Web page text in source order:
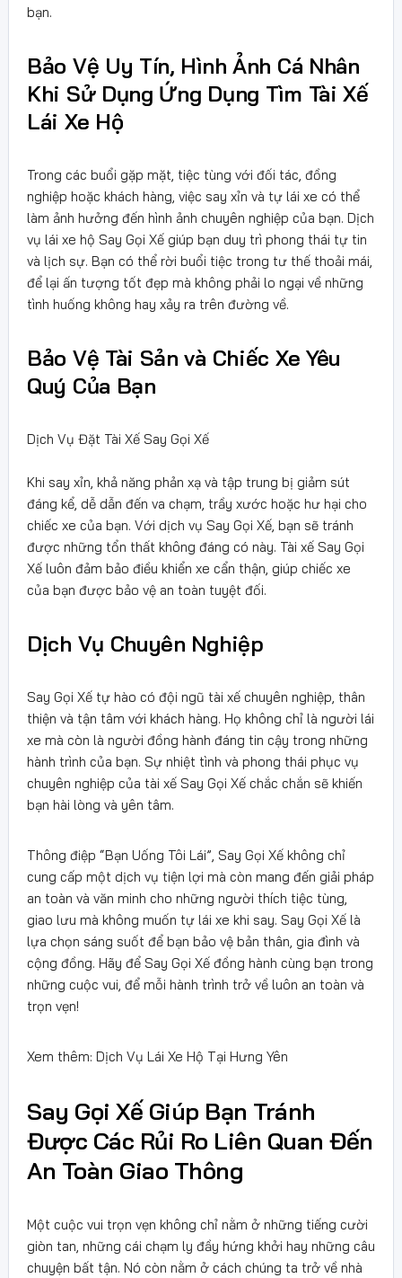
bạn.
Bảo Vệ Uy Tín, Hình Ảnh Cá Nhân
Khi Sử Dụng Ứng Dụng Tìm Tài Xế
Lái Xe Hộ
Trong các buổi gặp mặt, tiệc tùng với đối tác, đồng
nghiệp hoặc khách hàng, việc say xỉn và tự lái xe có thể
làm ảnh hưởng đến hình ảnh chuyên nghiệp của bạn. Dịch
vụ lái xe hộ Say Gọi Xế giúp bạn duy trì phong thái tự tin
và lịch sự. Bạn có thể rời buổi tiệc trong tư thế thoải mái,
để lại ấn tượng tốt đẹp mà không phải lo ngại về những
tình huống không hay xảy ra trên đường về.
Bảo Vệ Tài Sản và Chiếc Xe Yêu
Quý Của Bạn
Dịch Vụ Đặt Tài Xế Say Gọi Xế
Khi say xỉn, khả năng phản xạ và tập trung bị giảm sút
đáng kể, dễ dẫn đến va chạm, trầy xước hoặc hư hại cho
chiếc xe của bạn. Với dịch vụ Say Gọi Xế, bạn sẽ tránh
được những tổn thất không đáng có này. Tài xế Say Gọi
Xế luôn đảm bảo điều khiển xe cẩn thận, giúp chiếc xe
của bạn được bảo vệ an toàn tuyệt đối.
Dịch Vụ Chuyên Nghiệp
Say Gọi Xế tự hào có đội ngũ tài xế chuyên nghiệp, thân
thiện và tận tâm với khách hàng. Họ không chỉ là người lái
xe mà còn là người đồng hành đáng tin cậy trong những
hành trình của bạn. Sự nhiệt tình và phong thái phục vụ
chuyên nghiệp của tài xế Say Gọi Xế chắc chắn sẽ khiến
bạn hài lòng và yên tâm.
Thông điệp “Bạn Uống Tôi Lái”, Say Gọi Xế không chỉ
cung cấp một dịch vụ tiện lợi mà còn mang đến giải pháp
an toàn và văn minh cho những người thích tiệc tùng,
giao lưu mà không muốn tự lái xe khi say. Say Gọi Xế là
lựa chọn sáng suốt để bạn bảo vệ bản thân, gia đình và
cộng đồng. Hãy để Say Gọi Xế đồng hành cùng bạn trong
những cuộc vui, để mỗi hành trình trở về luôn an toàn và
trọn vẹn!
Xem thêm: Dịch Vụ Lái Xe Hộ Tại Hưng Yên
Say Gọi Xế Giúp Bạn Tránh
Được Các Rủi Ro Liên Quan Đến
An Toàn Giao Thông
Một cuộc vui trọn vẹn không chỉ nằm ở những tiếng cười
giòn tan, những cái chạm ly đầy hứng khởi hay những câu
chuyện bất tận. Nó còn nằm ở cách chúng ta trở về nhà